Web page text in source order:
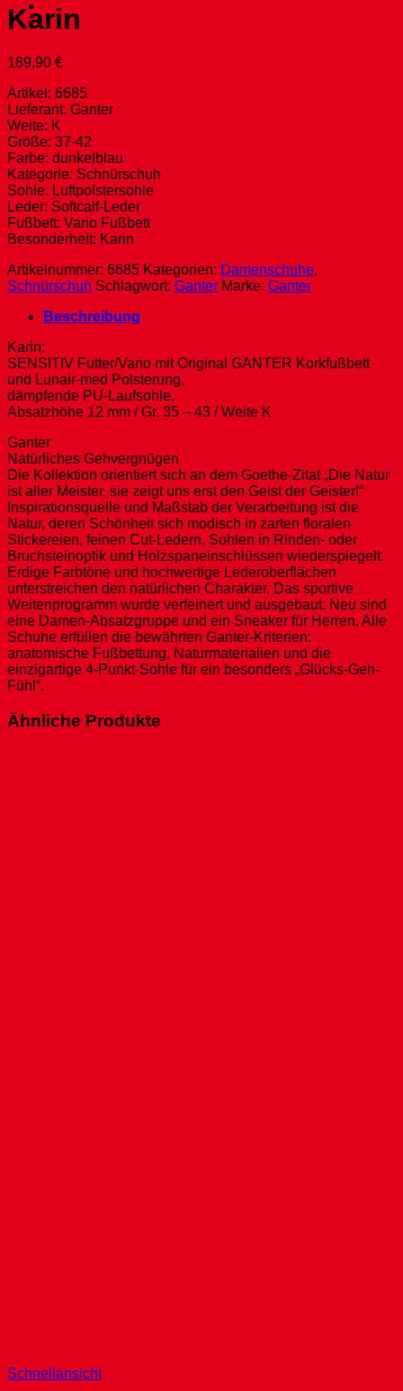
Karin
189,90 €
Artikel: 6685
Lieferant: Ganter
Weite: K
Größe: 37-42
Farbe: dunkelblau
Kategorie: Schnürschuh
Sohle: Luftpolstersohle
Leder: Softcalf-Leder
Fußbett: Vario Fußbett
Besonderheit: Karin
Artikelnummer: 6685 Kategorien: Damenschuhe,
Schnürschuh Schlagwort: Ganter Marke: Ganter
Beschreibung
Karin:
SENSITIV Futter/Vario mit Original GANTER Korkfußbett
und Lunair-med Polsterung,
dämpfende PU-Laufsohle,
Absatzhöhe 12 mm / Gr. 35 – 43 / Weite K
Ganter
Natürliches Gehvergnügen
Die Kollektion orientiert sich an dem Goethe-Zitat „Die Natur
ist aller Meister, sie zeigt uns erst den Geist der Geister!“
Inspirationsquelle und Maßstab der Verarbeitung ist die
Natur, deren Schönheit sich modisch in zarten floralen
Stickereien, feinen Cut-Ledern, Sohlen in Rinden- oder
Bruchsteinoptik und Holzspaneinschlüssen wiederspiegelt.
Erdige Farbtöne und hochwertige Lederoberflächen
unterstreichen den natürlichen Charakter. Das sportive
Weitenprogramm wurde verfeinert und ausgebaut. Neu sind
eine Damen-Absatzgruppe und ein Sneaker für Herren. Alle
Schuhe erfüllen die bewährten Ganter-Kriterien:
anatomische Fußbettung, Naturmaterialien und die
einzigartige 4-Punkt-Sohle für ein besonders „Glücks-Geh-
Fühl“.
Ähnliche Produkte
Schnellansicht